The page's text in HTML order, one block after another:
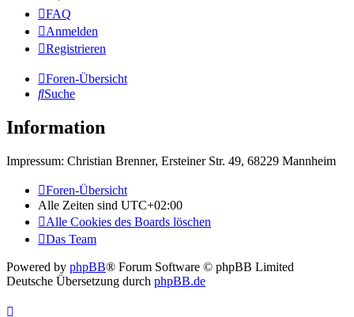
FAQ
Anmelden
Registrieren
Foren-Übersicht
Suche
Information
Impressum: Christian Brenner, Ersteiner Str. 49, 68229 Mannheim
Foren-Übersicht
Alle Zeiten sind UTC+02:00
Alle Cookies des Boards löschen
Das Team
Powered by phpBB® Forum Software © phpBB Limited
Deutsche Übersetzung durch phpBB.de